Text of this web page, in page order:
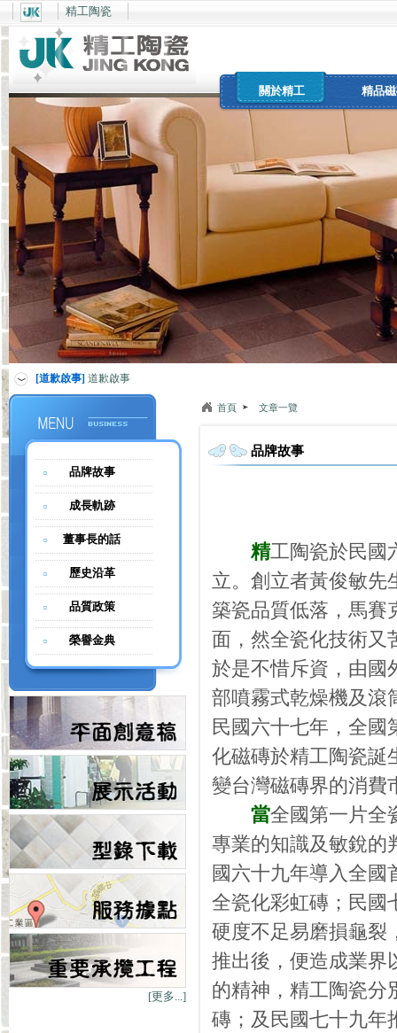
精工陶瓷
關於精工 精品
[道歉啟事] 道歉啟事
品牌故事
成長軌跡
董事長的話
歷史沿革
品質政策
榮譽金典
[更多...]
首頁 文章一覽
品牌故事
精工陶瓷於民國
立。創立者黃俊敏先
築瓷品質低落，馬賽
面，然全瓷化技術又
於是不惜斥資，由國
部噴霧式乾燥機及滾
民國六十七年，全國
化磁磚於精工陶瓷誕
變台灣磁磚界的消費
當全國第一片全
專業的知識及敏銳的
國六十九年導入全
全瓷化彩虹磚；民國
硬度不足易磨損龜裂
推出後，便造成業界
的精神，精工陶瓷分
磚；及民國七十九年